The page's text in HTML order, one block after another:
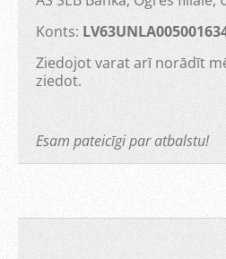
Konts:
Ziedojot varat arī norādīt
ziedot.
Esam pateicīgi par atbalstu!